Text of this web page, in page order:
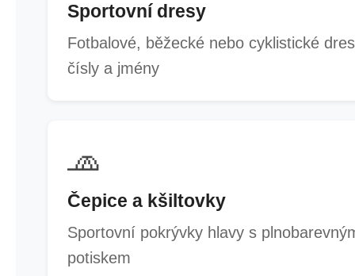
Sportovní dresy
Fotbalové, běžecké nebo cyklistické
čísly a jmény
🧢
Čepice a kšiltovky
Sportovní pokrývky hlavy s
potiskem